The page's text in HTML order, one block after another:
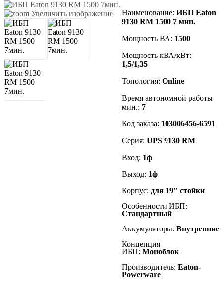
Увеличить изображение Наименование: ИБП Eaton
9130 RM 1500 7 мин.
Мощность ВА: 1500
Мощность кВА/кВт:
1,5/1,35
Топология: Online
Время автономной работы
мин.: 7
Код заказа: 103006456-6591
Серия: UPS 9130 RM
Вход: 1ф
Выход: 1ф
Корпус: для 19" стойки
Особенности ИБП:
Стандартный
Аккумуляторы: Внутренние
Концепция
ИБП: Моноблок
Производитель: Eaton-
Powerware